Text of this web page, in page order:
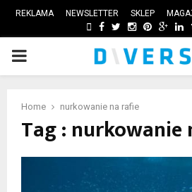
REKLAMA NEWSLETTER SKLEP
FACEBOOK
TWITTER
INSTAGRAM
PRIMARY
Home nurkowanie na rafie
Tag : nurkowanie